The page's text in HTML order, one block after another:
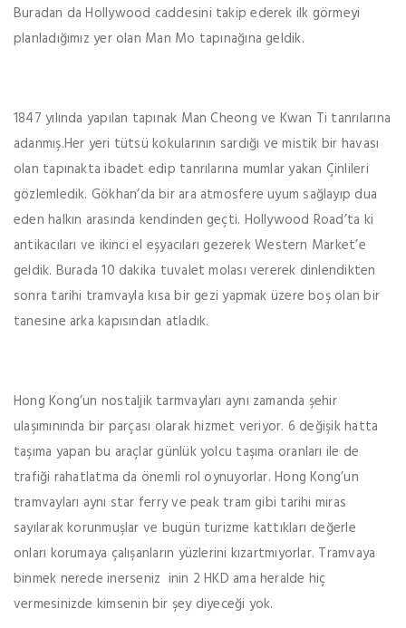
Buradan da Hollywood caddesini takip ederek ilk görmeyi
planladığımız yer olan Man Mo tapınağına geldik.
1847 yılında yapılan tapınak Man Cheong ve Kwan Ti tanrılarına
adanmış.Her yeri tütsü kokularının sardığı ve mistik bir havası
olan tapınakta ibadet edip tanrılarına mumlar yakan Çinlileri
gözlemledik. Gökhan’da bir ara atmosfere uyum sağlayıp dua
eden halkın arasında kendinden geçti. Hollywood Road’ta ki
antikacıları ve ikinci el eşyacıları gezerek Western Market’e
geldik. Burada 10 dakika tuvalet molası vererek dinlendikten
sonra tarihi tramvayla kısa bir gezi yapmak üzere boş olan bir
tanesine arka kapısından atladık.
Hong Kong’un nostaljik tarmvayları aynı zamanda şehir
ulaşımınında bir parçası olarak hizmet veriyor. 6 değişik hatta
taşıma yapan bu araçlar günlük yolcu taşıma oranları ile de
trafiği rahatlatma da önemli rol oynuyorlar. Hong Kong’un
tramvayları aynı star ferry ve peak tram gibi tarihi miras
sayılarak korunmuşlar ve bugün turizme kattıkları değerle
onları korumaya çalışanların yüzlerini kızartmıyorlar. Tramvaya
binmek nerede inerseniz inin 2 HKD ama heralde hiç
vermesinizde kimsenin bir şey diyeceği yok.